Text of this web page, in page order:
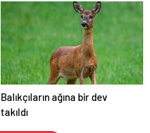
Balıkçıların ağına bir dev
takıldı